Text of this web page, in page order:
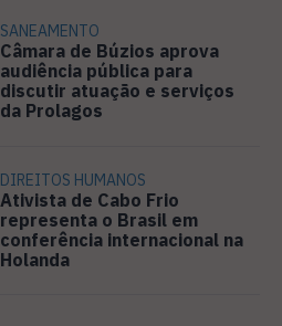
SANEAMENTO
Câmara de Búzios aprova
audiência pública para
discutir atuação e serviços
da Prolagos
DIREITOS HUMANOS
Ativista de Cabo Frio
representa o Brasil em
conferência internacional na
Holanda